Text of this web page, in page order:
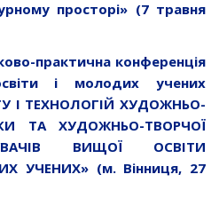
просторі» (7 травня
практична конференція
і молодих учених
І ТЕХНОЛОГІЙ ХУДОЖНЬО-
ТА ХУДОЖНЬО-ТВОРЧОЇ
ВИЩОЇ ОСВІТИ
УЧЕНИХ» (м. Вінниця, 27